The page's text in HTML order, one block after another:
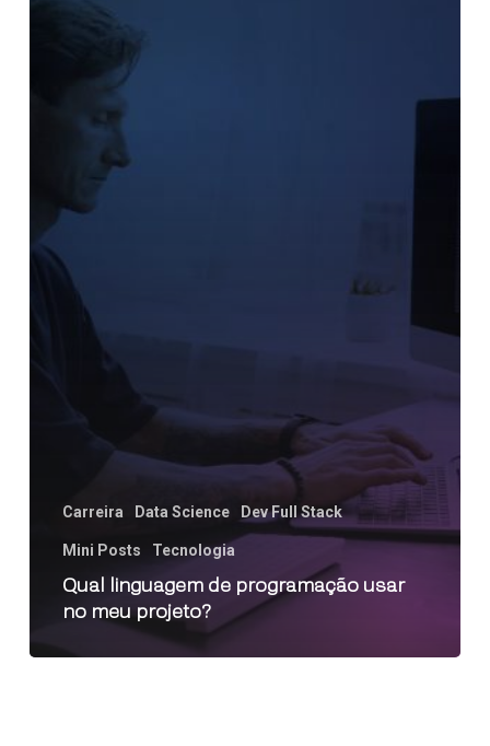
Carreira Data Science Dev Full Stack
Mini Posts Tecnologia
Qual linguagem de programação usar
no meu projeto?